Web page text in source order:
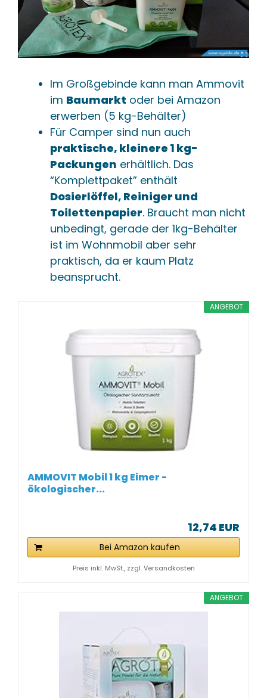
Im Großgebinde kann man Ammovit
im Baumarkt oder bei Amazon
erwerben (5 kg-Behälter)
Für Camper sind nun auch
praktische, kleinere 1 kg-
Packungen erhältlich. Das
“Komplettpaket” enthält
Dosierlöffel, Reiniger und
Toilettenpapier. Braucht man nicht
unbedingt, gerade der 1kg-Behälter
ist im Wohnmobil aber sehr
praktisch, da er kaum Platz
beansprucht.
ANGEBOT
AMMOVIT Mobil 1 kg Eimer -
ökologischer...
12,74 EUR
Bei Amazon kaufen
Preis inkl. MwSt., zzgl. Versandkosten
ANGEBOT